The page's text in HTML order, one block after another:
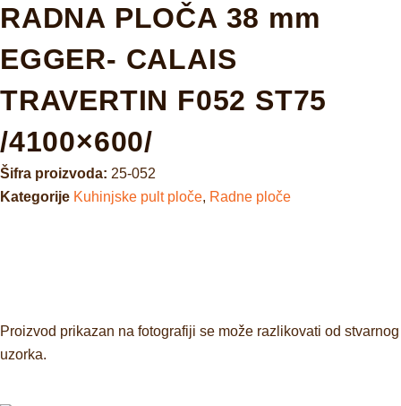
RADNA PLOČA 38 mm
EGGER- CALAIS
TRAVERTIN F052 ST75
/4100×600/
Šifra proizvoda: 25-052
Kategorije Kuhinjske pult ploče, Radne ploče
Proizvod prikazan na fotografiji se može razlikovati od stvarnog
uzorka.